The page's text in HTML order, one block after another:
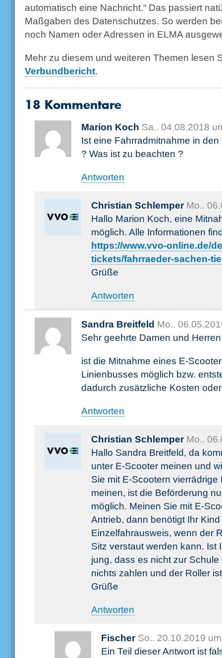
automatisch eine Nachricht.“ Das passiert
Maßgaben des Datenschutzes. So werden
noch Namen oder Adressen in ELMA
Mehr zu diesem und weiteren Themen lesen
Verbundbericht.
18 Kommentare
Marion Koch Sa.. 04.08.2018
Ist eine Fahrradmitnahme in
? Was ist zu beachten ?
Antworten
Christian Schlemper Mo..
Hallo Marion Koch, eine
möglich. Alle Informationen
https://www.vvo-online.de/
tickets/fahrraeder-sachen-
Grüße
Antworten
Sandra Breitfeld Mo..
Sehr geehrte Damen und
ist die Mitnahme eines E-
Linienbusses möglich bzw.
dadurch zusätzliche Kosten
Antworten
Christian Schlemper Mo..
Hallo Sandra Breitfeld, da
unter E-Scooter meinen und
Sie mit E-Scootern
meinen, ist die Beförderung
möglich. Meinen Sie mit E-
Antrieb, dann benötigt Ihr
Einzelfahrausweis, wenn der
Sitz verstaut werden kann. Ist
jung, dass es nicht zur
nichts zahlen und der Roller
Grüße
Antworten
Fischer So.. 20.10.2019
Ein Teil dieser Antwort ist